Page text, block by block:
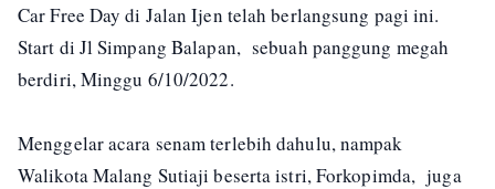
Car Free Day di Jalan Ijen telah berlangsung pagi ini.
Start di Jl Simpang Balapan, sebuah panggung megah
berdiri, Minggu 6/10/2022.
Menggelar acara senam terlebih dahulu, nampak
Walikota Malang Sutiaji beserta istri, Forkopimda, juga